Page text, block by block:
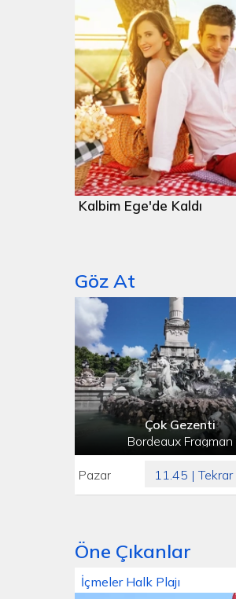
Kalbim Ege'de Kaldı
Göz At
Çok Gezenti
Bordeaux Fragman
Pazar 11.45 | Tekrar
Öne Çıkanlar
İçmeler Halk Plajı